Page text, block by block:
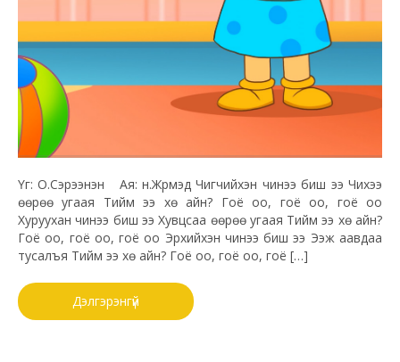
Үг: О.Сэрээнэн Ая: н.Жүрмэд Чигчийхэн чинээ биш ээ Чихээ
өөрөө угаая Тийм ээ хө айн? Гоё оо, гоё оо, гоё оо
Хуруухан чинээ биш ээ Хувцсаа өөрөө угаая Тийм ээ хө айн?
Гоё оо, гоё оо, гоё оо Эрхийхэн чинээ биш ээ Ээж аавдаа
тусалъя Тийм ээ хө айн? Гоё оо, гоё оо, гоё […]
Дэлгэрэнгүй